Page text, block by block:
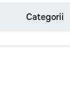
Categorii